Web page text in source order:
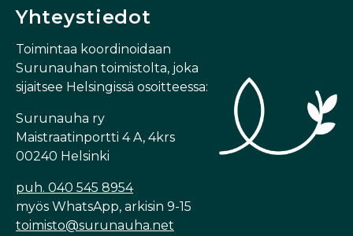
Yhteystiedot
Toimintaa koordinoidaan
Surunauhan toimistolta, joka
sijaitsee Helsingissä osoitteessa:
Surunauha ry
Maistraatinportti 4 A, 4krs
00240 Helsinki
puh. 040 545 8954
myös WhatsApp, arkisin 9-15
toimisto@surunauha.net